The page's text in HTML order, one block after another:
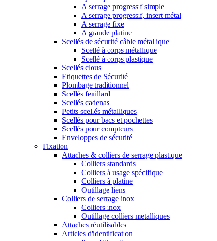
A serrage progressif simple
A serrage progressif, insert métal
A serrage fixe
A grande platine
Scellés de sécurité câble métallique
Scellé à corps métallique
Scellé à corps plastique
Scellés clous
Etiquettes de Sécurité
Plombage traditionnel
Scellés feuillard
Scellés cadenas
Petits scellés métalliques
Scellés pour bacs et pochettes
Scellés pour compteurs
Enveloppes de sécurité
Fixation
Attaches & colliers de serrage plastique
Colliers standards
Colliers à usage spécifique
Colliers à platine
Outillage liens
Colliers de serrage inox
Colliers inox
Outillage colliers metalliques
Attaches réutilisables
Articles d'identification